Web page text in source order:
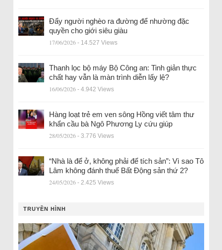
Đẩy người nghèo ra đường để nhường đặc
quyền cho giới siêu giàu
17/06/2026 - 14.527 Views
Thanh lọc bộ máy Bộ Công an: Tinh giản thực
chất hay vẫn là màn trình diễn lấy lệ?
16/06/2026 - 4.942 Views
Hàng loạt trẻ em ven sông Hồng viết tâm thư
khẩn cầu bà Ngô Phương Ly cứu giúp
28/05/2026 - 3.776 Views
“Nhà là để ở, không phải để tích sản”: Vì sao Tô
Lâm không đánh thuế Bất Động sản thứ 2?
24/05/2026 - 2.425 Views
TRUYỀN HÌNH